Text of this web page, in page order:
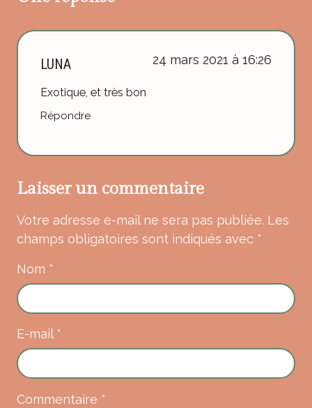
LUNA 24 mars 2021 à 16:26
Exotique, et très bon
Répondre
Laisser un commentaire
Votre adresse e-mail ne sera pas publiée. Les
champs obligatoires sont indiqués avec *
Commentaire *
Nom *
E-mail *